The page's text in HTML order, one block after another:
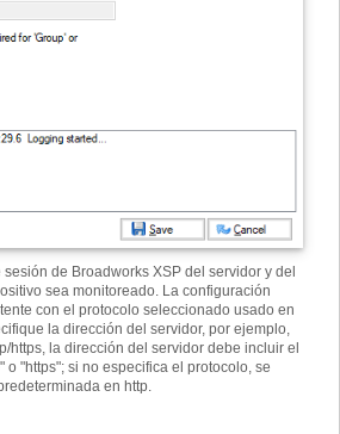
de Broadworks XSP del servidor y del
sea monitoreado. La configuración
con el protocolo seleccionado usado en
la dirección del servidor, por ejemplo,
https, la dirección del servidor debe incluir el
o "https"; si no especifica el protocolo, se
en http.